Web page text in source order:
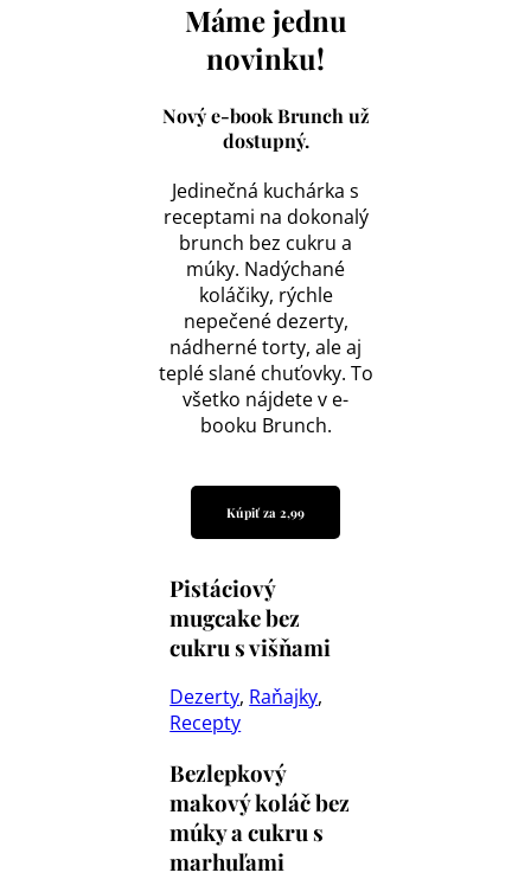
Máme jednu
novinku!
Nový e-book Brunch už
dostupný.
Jedinečná kuchárka s
receptami na dokonalý
brunch bez cukru a
múky. Nadýchané
koláčiky, rýchle
nepečené dezerty,
nádherné torty, ale aj
teplé slané chuťovky. To
všetko nájdete v e-
booku Brunch.
Kúpiť za 2,99
Pistáciový
mugcake bez
cukru s višňami
Dezerty, Raňajky,
Recepty
Bezlepkový
makový koláč bez
múky a cukru s
marhuľami